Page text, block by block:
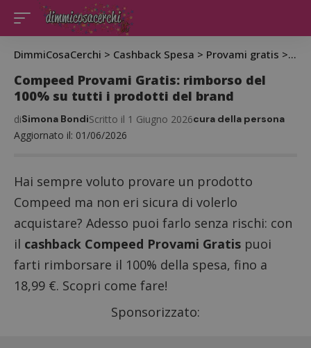
DimmiCosaCerchi > Cashback Spesa > Provami gratis >
Compeed Provami Gratis: rimborso del
100% su tutti i prodotti del brand
Aggiornato il: 01/06/2026
diSimona BondiScritto il 1 Giugno 2026cura della persona
Hai sempre voluto provare un prodotto
Compeed ma non eri sicura di volerlo
acquistare? Adesso puoi farlo senza rischi: con
il cashback Compeed Provami Gratis puoi
farti rimborsare il 100% della spesa, fino a
18,99 €. Scopri come fare!
Sponsorizzato: